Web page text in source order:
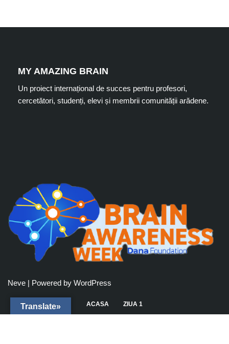
MY AMAZING BRAIN
Un proiect internațional de succes pentru profesori,
cercetători, studenți, elevi și membrii comunității arădene.
Neve | Powered by WordPress
ACASA ZIUA 1
Translate»